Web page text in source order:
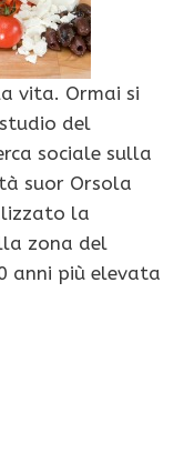
vita. Ormai si
del
sociale sulla
suor Orsola
la
zona del
anni più elevata